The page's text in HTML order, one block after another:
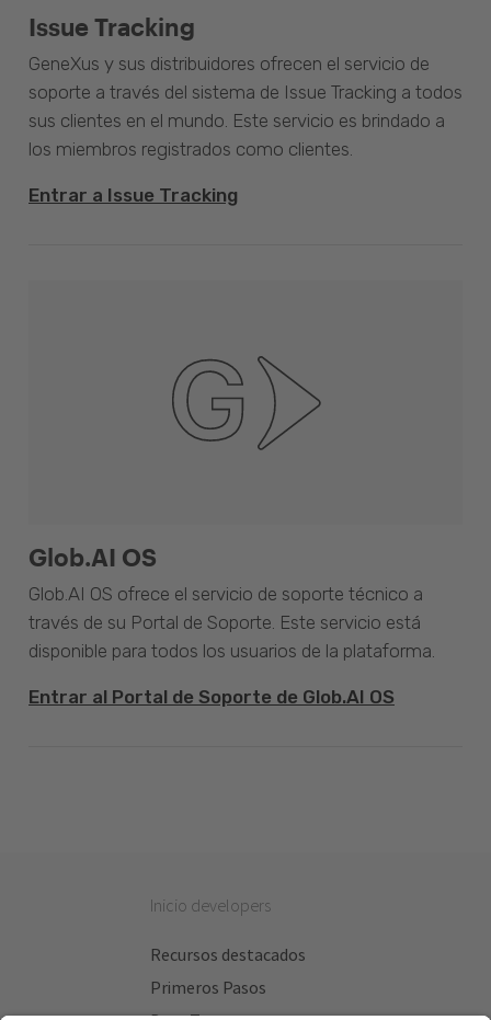
Issue Tracking
GeneXus y sus distribuidores ofrecen el servicio de
soporte a través del sistema de Issue Tracking a todos
sus clientes en el mundo. Este servicio es brindado a
los miembros registrados como clientes.
Entrar a Issue Tracking
Glob.AI OS
Glob.AI OS ofrece el servicio de soporte técnico a
través de su Portal de Soporte. Este servicio está
disponible para todos los usuarios de la plataforma.
Entrar al Portal de Soporte de Glob.AI OS
Inicio developers
Recursos destacados
Primeros Pasos